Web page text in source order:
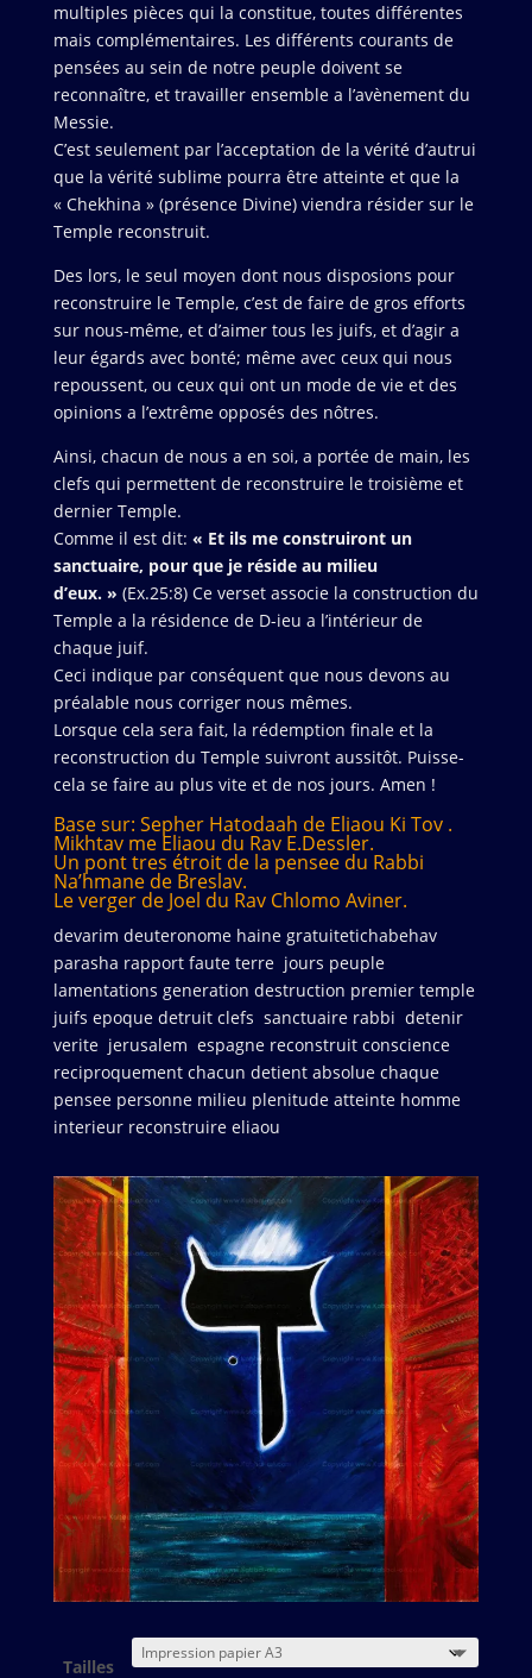
multiples pièces qui la constitue, toutes différentes
mais complémentaires. Les différents courants de
pensées au sein de notre peuple doivent se
reconnaître, et travailler ensemble a l’avènement du
Messie.
C’est seulement par l’acceptation de la vérité d’autrui
que la vérité sublime pourra être atteinte et que la
« Chekhina » (présence Divine) viendra résider sur le
Temple reconstruit.
Des lors, le seul moyen dont nous disposions pour
reconstruire le Temple, c’est de faire de gros efforts
sur nous-même, et d’aimer tous les juifs, et d’agir a
leur égards avec bonté; même avec ceux qui nous
repoussent, ou ceux qui ont un mode de vie et des
opinions a l’extrême opposés des nôtres.
Ainsi, chacun de nous a en soi, a portée de main, les
clefs qui permettent de reconstruire le troisième et
dernier Temple.
Comme il est dit: « Et ils me construiront un
sanctuaire, pour que je réside au milieu
d’eux. » (Ex.25:8) Ce verset associe la construction du
Temple a la résidence de D-ieu a l’intérieur de
chaque juif.
Ceci indique par conséquent que nous devons au
préalable nous corriger nous mêmes.
Lorsque cela sera fait, la rédemption finale et la
reconstruction du Temple suivront aussitôt. Puisse-
cela se faire au plus vite et de nos jours. Amen !
Base sur: Sepher Hatodaah de Eliaou Ki Tov .
Mikhtav me Eliaou du Rav E.Dessler.
Un pont tres étroit de la pensee du Rabbi
Na’hmane de Breslav.
Le verger de Joel du Rav Chlomo Aviner.
devarim deuteronome haine gratuitetichabehav
parasha rapport faute terre jours peuple
lamentations generation destruction premier temple
juifs epoque detruit clefs sanctuaire rabbi detenir
verite jerusalem espagne reconstruit conscience
reciproquement chacun detient absolue chaque
pensee personne milieu plenitude atteinte homme
interieur reconstruire eliaou
Tailles